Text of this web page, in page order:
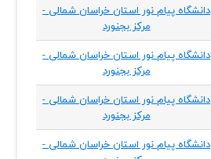
دانشگاه پیام نور استان خراسان شمالی -
مرکز بجنورد
دانشگاه پیام نور استان خراسان شمالی -
مرکز بجنورد
دانشگاه پیام نور استان خراسان شمالی -
مرکز بجنورد
دانشگاه پیام نور استان خراسان شمالی -